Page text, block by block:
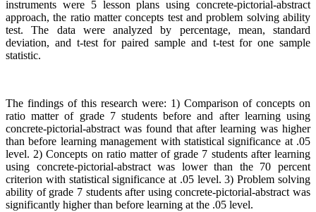
instruments were 5 lesson plans using concrete-pictorial-abstract
approach, the ratio matter concepts test and problem solving ability
test. The data were analyzed by percentage, mean, standard
deviation, and t-test for paired sample and t-test for one sample
statistic.
The findings of this research were: 1) Comparison of concepts on
ratio matter of grade 7 students before and after learning using
concrete-pictorial-abstract was found that after learning was higher
than before learning management with statistical significance at .05
level. 2) Concepts on ratio matter of grade 7 students after learning
using concrete-pictorial-abstract was lower than the 70 percent
criterion with statistical significance at .05 level. 3) Problem solving
ability of grade 7 students after using concrete-pictorial-abstract was
significantly higher than before learning at the .05 level.